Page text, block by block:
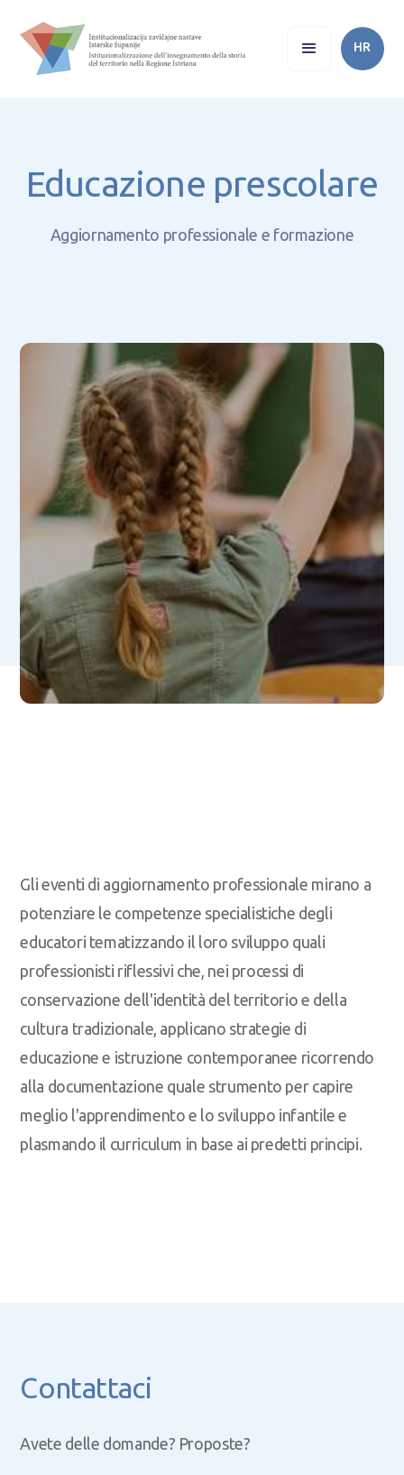
HR
Educazione prescolare
Aggiornamento professionale e formazione
Gli eventi di aggiornamento professionale mirano a
potenziare le competenze specialistiche degli
educatori tematizzando il loro sviluppo quali
professionisti riflessivi che, nei processi di
conservazione dell'identità del territorio e della
cultura tradizionale, applicano strategie di
educazione e istruzione contemporanee ricorrendo
alla documentazione quale strumento per capire
meglio l'apprendimento e lo sviluppo infantile e
plasmando il curriculum in base ai predetti principi.
Contattaci
Avete delle domande? Proposte?